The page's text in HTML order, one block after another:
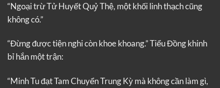
“Ngoại trừ Tử Huyết Quỷ Thệ, một khối linh thạch cũng
không có.”
“Đừng được tiện nghi còn khoe khoang.” Tiểu Đồng khinh
bỉ hắn một trận:
“Minh Tu đạt Tam Chuyển Trung Kỳ mà không cần làm gì,